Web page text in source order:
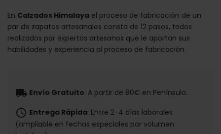
En Calzados Himalaya el proceso de fabricación de un
par de zapatos artesanales consta de 12 pasos, todos
realizados por expertos artesanos que le aportan sus
habilidades y experiencia al proceso de fabricación.
local_shipping Envío Gratuito: A partir de 80€ en Península.
schedule Entrega Rápida: Entre 2-4 días laborales
(ampliable en fechas especiales por volumen